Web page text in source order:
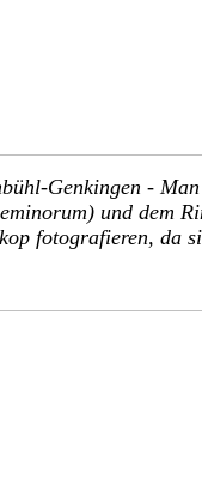
Genkingen -
und dem
fotografieren, da